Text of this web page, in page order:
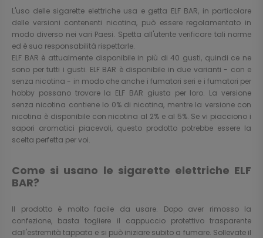
L'uso delle sigarette elettriche usa e getta ELF BAR, in particolare
delle versioni contenenti nicotina, può essere regolamentato in
modo diverso nei vari Paesi. Spetta all'utente verificare tali norme
ed è sua responsabilità rispettarle.
ELF BAR è attualmente disponibile in più di 40 gusti, quindi ce ne
sono per tutti i gusti. ELF BAR è disponibile in due varianti - con e
senza nicotina - in modo che anche i fumatori seri e i fumatori per
hobby possano trovare la ELF BAR giusta per loro. La versione
senza nicotina contiene lo 0% di nicotina, mentre la versione con
nicotina è disponibile con nicotina al 2% e al 5%. Se vi piacciono i
sapori aromatici piacevoli, questo prodotto potrebbe essere la
scelta perfetta per voi.
Come si usano le sigarette elettriche ELF
BAR?
Il prodotto è molto facile da usare. Dopo aver rimosso la
confezione, basta togliere il cappuccio protettivo trasparente
dall'estremità tappata e si può iniziare subito a fumare. Sollevate il